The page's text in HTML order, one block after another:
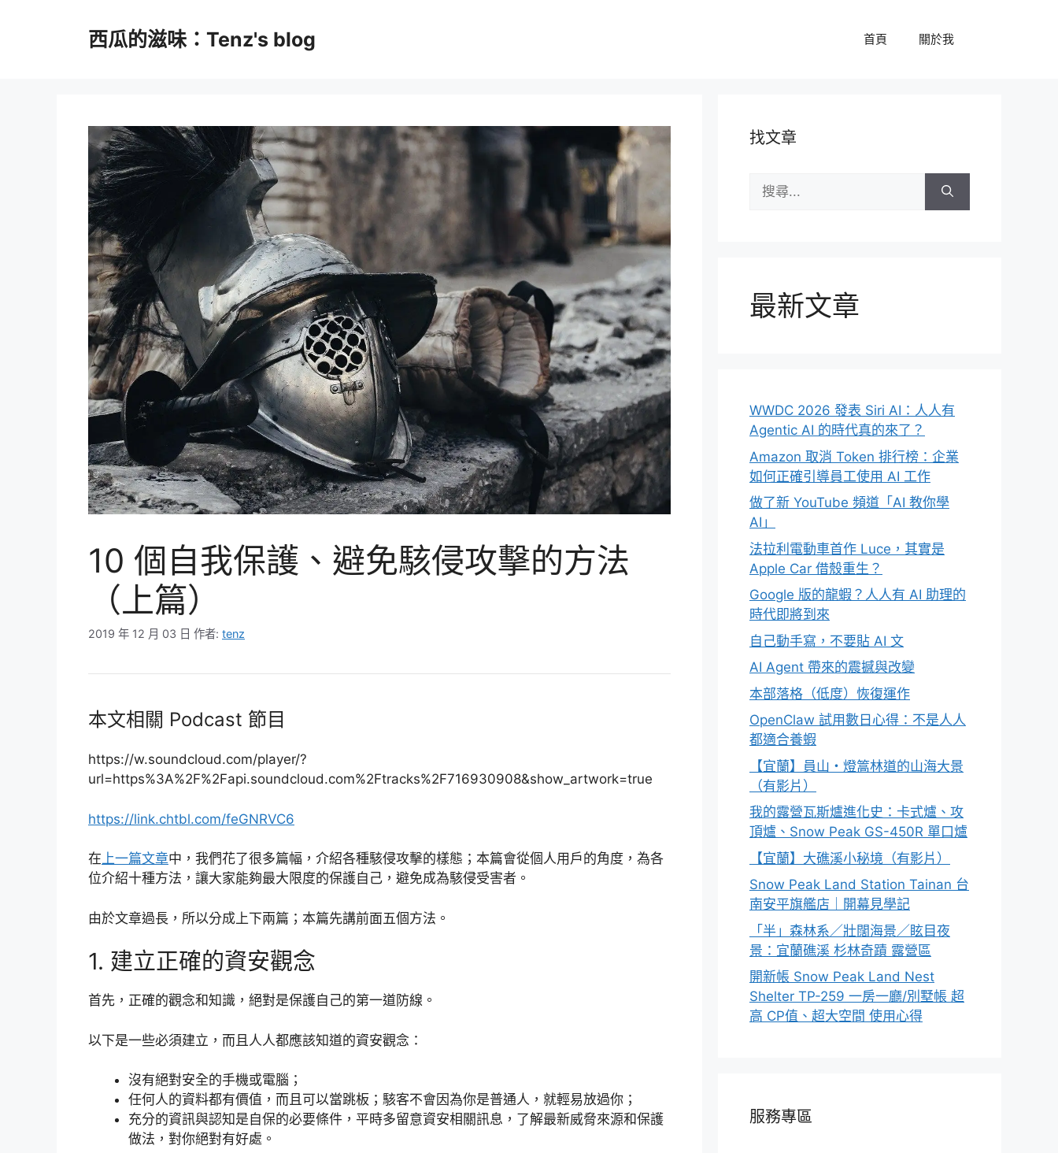
西瓜的滋味：Tenz's blog 首頁 關於我
10 個自我保護、避免駭侵攻擊的方法
（上篇）
2019 年 12 月 03 日 作者: tenz
本文相關 Podcast 節目
https://w.soundcloud.com/player/?
url=https%3A%2F%2Fapi.soundcloud.com%2Ftracks%2F716930908&show_artwork=true
https://link.chtbl.com/feGNRVC6
在上一篇文章中，我們花了很多篇幅，介紹各種駭侵攻擊的樣態；本篇會從個人用戶的角度，為各
位介紹十種方法，讓大家能夠最大限度的保護自己，避免成為駭侵受害者。
由於文章過長，所以分成上下兩篇；本篇先講前面五個方法。
1. 建立正確的資安觀念
首先，正確的觀念和知識，絕對是保護自己的第一道防線。
以下是一些必須建立，而且人人都應該知道的資安觀念：
沒有絕對安全的手機或電腦；
任何人的資料都有價值，而且可以當跳板；駭客不會因為你是普通人，就輕易放過你；
充分的資訊與認知是自保的必要條件，平時多留意資安相關訊息，了解最新威脅來源和保護
做法，對你絕對有好處。
找文章
尋:
最新文章
WWDC 2026 發表 Siri AI：人人有
Agentic AI 的時代真的來了？
Amazon 取消 Token 排行榜：企業
如何正確引導員工使用 AI 工作
做了新 YouTube 頻道「AI 教你學
AI」
法拉利電動車首作 Luce，其實是
Apple Car 借殼重生？
Google 版的龍蝦？人人有 AI 助理的
時代即將到來
自己動手寫，不要貼 AI 文
AI Agent 帶來的震撼與改變
本部落格（低度）恢復運作
OpenClaw 試用數日心得：不是人人
都適合養蝦
【宜蘭】員山・燈篙林道的山海大景
（有影片）
我的露營瓦斯爐進化史：卡式爐、攻
頂爐、Snow Peak GS-450R 單口爐
【宜蘭】大礁溪小秘境（有影片）
Snow Peak Land Station Tainan 台
南安平旗艦店｜開幕見學記
「半」森林系／壯闊海景／眩目夜
景：宜蘭礁溪 杉林奇蹟 露營區
開新帳 Snow Peak Land Nest
Shelter TP-259 一房一廳/別墅帳 超
高 CP值、超大空間 使用心得
服務專區